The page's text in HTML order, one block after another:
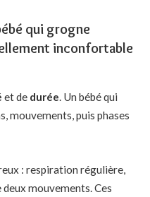
qui grogne
inconfortable
et de durée. Un bébé qui
mouvements, puis phases
: respiration régulière,
mouvements. Ces